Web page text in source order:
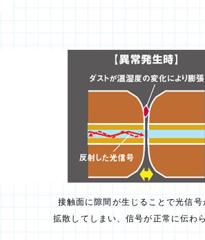
接触面に隙間が生じることで光信号
拡散してしまい、信号が正常に伝わ